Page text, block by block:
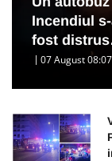
Incendiul
fost
07 August 08:07